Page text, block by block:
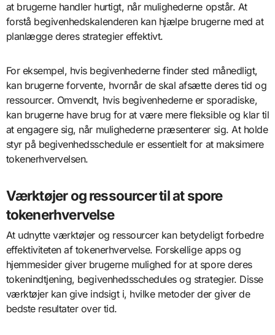
at brugerne handler hurtigt, når mulighederne opstår. At
forstå begivenhedskalenderen kan hjælpe brugerne med at
planlægge deres strategier effektivt.
For eksempel, hvis begivenhederne finder sted månedligt,
kan brugerne forvente, hvornår de skal afsætte deres tid og
ressourcer. Omvendt, hvis begivenhederne er sporadiske,
kan brugerne have brug for at være mere fleksible og klar til
at engagere sig, når mulighederne præsenterer sig. At holde
styr på begivenhedsschedule er essentielt for at maksimere
tokenerhvervelsen.
Værktøjer og ressourcer til at spore
tokenerhvervelse
At udnytte værktøjer og ressourcer kan betydeligt forbedre
effektiviteten af tokenerhvervelse. Forskellige apps og
hjemmesider giver brugerne mulighed for at spore deres
tokenindtjening, begivenhedsschedules og strategier. Disse
værktøjer kan give indsigt i, hvilke metoder der giver de
bedste resultater over tid.